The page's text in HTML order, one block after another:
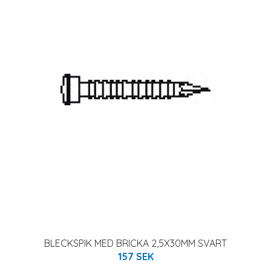
BLECKSPIK MED BRICKA 2,5X30MM SVART
157 SEK